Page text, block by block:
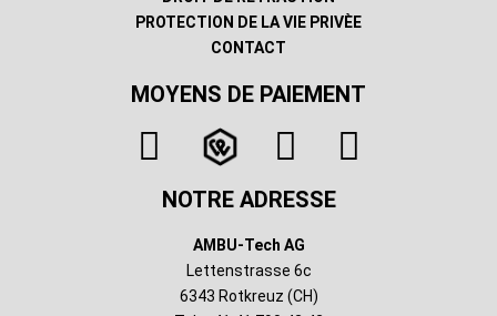
PROTECTION DE LA VIE PRIVÈE
CONTACT
MOYENS DE PAIEMENT
NOTRE ADRESSE
AMBU-Tech AG
Lettenstrasse 6c
6343 Rotkreuz (CH)